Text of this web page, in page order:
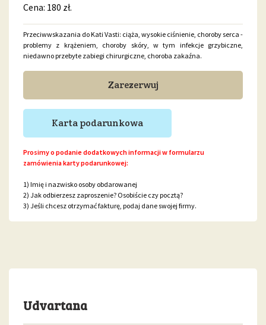
Cena: 180 zł.
Przeciwwskazania do Kati Vasti: ciąża, wysokie ciśnienie, choroby serca -
problemy z krążeniem, choroby skóry, w tym infekcje grzybiczne,
niedawno przebyte zabiegi chirurgiczne, choroba zakaźna.
Zarezerwuj
Karta podarunkowa
Prosimy o podanie dodatkowych informacji w formularzu
zamówienia karty podarunkowej:
1) Imię i nazwisko osoby obdarowanej
2) Jak odbierzesz zaproszenie? Osobiście czy pocztą?
3) Jeśli chcesz otrzymać fakturę, podaj dane swojej firmy.
Udvartana